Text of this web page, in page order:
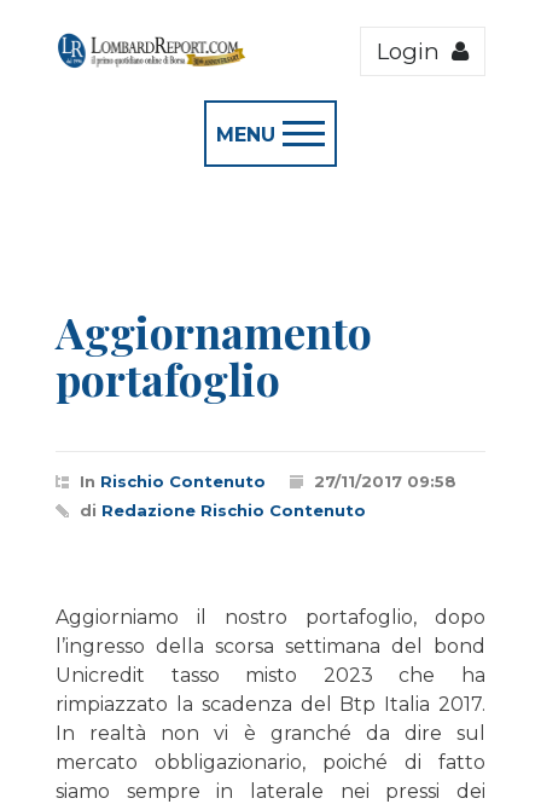
Login
MENU
Aggiornamento
portafoglio
In Rischio Contenuto
27/11/2017 09:58
di Redazione Rischio Contenuto
Aggiorniamo il nostro portafoglio, dopo
l’ingresso della scorsa settimana del bond
Unicredit tasso misto 2023 che ha
rimpiazzato la scadenza del Btp Italia 2017.
In realtà non vi è granché da dire sul
mercato obbligazionario, poiché di fatto
siamo sempre in laterale nei pressi dei